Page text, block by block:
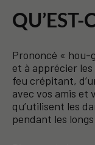
QU’EST-
Prononcé « hou-
et à apprécier les
feu crépitant,
avec vos amis et
qu’utilisent les
pendant les